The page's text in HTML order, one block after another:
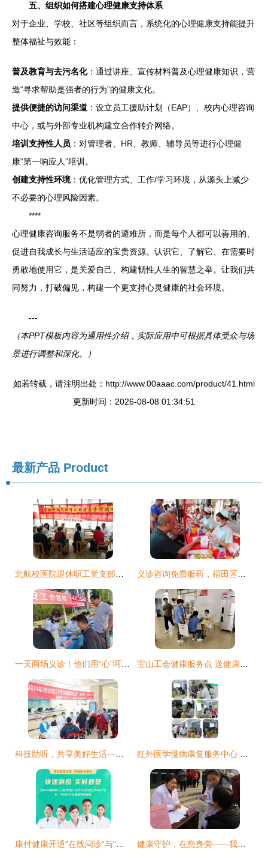
五、组织如何搭建心理健康支持体系
对于企业、学校、社区等组织而言，系统化的心理健康支持能提升
整体福祉与效能：
普及教育与去污名化：通过讲座、宣传材料普及心理健康知识，营
造“寻求帮助是强者的行为”的健康文化。
提供便捷的访问渠道 ：设立员工援助计划（EAP）、校内心理咨询
中心，或与外部专业机构建立合作转介网络。
培训支持性人员 ：对管理者、HR、教师、辅导员等进行心理健
康“第一响应人”培训。
创建支持性环境：优化管理方式、工作/学习环境，从源头上减少
不必要的心理风险因素。
****
心理健康咨询服务不是弱者的避难所，而是每个人都可以善用的、
促进自我成长与生活适应的宝贵资源。认识它、了解它、在需要时
勇敢地使用它，是关爱自己、构建韧性人生的智慧之举。让我们共
同努力，打破偏见，构建一个更支持心灵健康的社会环境。
---
（本PPT模板内容为通用性介绍，实际应用中可根据具体受众与场
景进行调整和深化。）
如若转载，请注明出处：http://www.00aaac.com/product/41.html
更新时间：2026-08-08 01:34:51
最新产品 Product